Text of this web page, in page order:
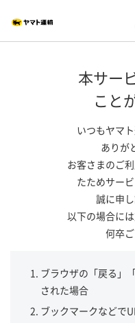
本サー
こと
いつもヤマ
ありが
お客さまのご
たためサー
誠に申し
以下の場合に
何卒
ブラウザの「戻る」
された場合
ブックマークなどで